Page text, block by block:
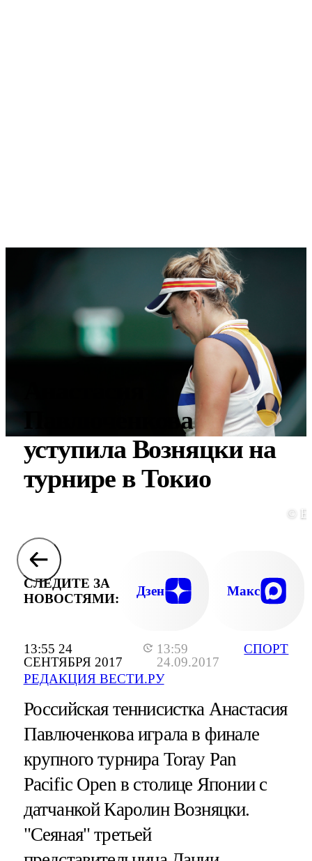
13:55 24
СЕНТЯБРЯ 2017
13:59
24.09.2017
РЕДАКЦИЯ ВЕСТИ.РУ
СПОРТ
Павлюченкова
уступила Возняцки на
турнире в Токио
©
СЛЕДИТЕ ЗА
НОВОСТЯМИ:
Дзен Макс
Российская теннисистка Анастасия
Павлюченкова играла в финале
крупного турнира Toray Pan
Pacific Open в столице Японии с
датчанкой Каролин Возняцки.
"Сеяная" третьей